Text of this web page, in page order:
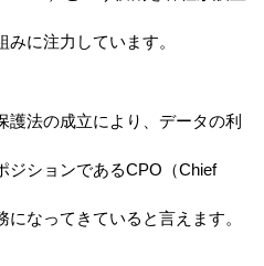
に注力しています。
護法の成立により、データの利
ジションであるCPO（Chief
なってきていると言えます。